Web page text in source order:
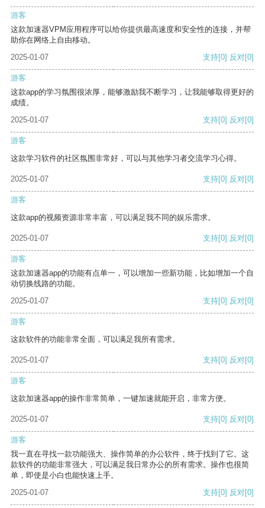
游客
这款加速器VPM应用程序可以给你提供最高速度和安全性的连接，并帮
助你在网络上自由移动。
2025-01-07
支持[0] 反对[0]
游客
这款app的学习氛围很浓厚，能够激励我不断学习，让我能够取得更好的
成绩。
2025-01-07
支持[0] 反对[0]
游客
这款学习软件的社区氛围非常好，可以与其他学习者交流学习心得。
2025-01-07 支持[0] 反对[0]
游客
这款app的视频资源非常丰富，可以满足我不同的娱乐需求。
2025-01-07 支持[0] 反对[0]
游客
这款加速器app的功能有点单一，可以增加一些新功能，比如增加一个自
动切换线路的功能。
2025-01-07
支持[0] 反对[0]
游客
这款软件的功能非常全面，可以满足我所有需求。
2025-01-07 支持[0] 反对[0]
游客
这款加速器app的操作非常简单，一键加速就能开启，非常方便。
2025-01-07 支持[0] 反对[0]
游客
我一直在寻找一款功能强大、操作简单的办公软件，终于找到了它。这
款软件的功能非常强大，可以满足我日常办公的所有需求。操作也很简
单，即使是小白也能快速上手。
2025-01-07
支持[0] 反对[0]